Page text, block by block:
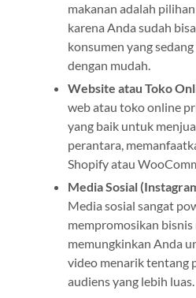
makanan adalah
karena Anda sudah
konsumen yang
dengan mudah.
Website atau Toko
web atau toko online
yang baik untuk
perantara,
Shopify atau
Media Sosial
Media sosial sangat
mempromosikan bisnis
memungkinkan Anda
video menarik tentang
audiens yang lebih luas.